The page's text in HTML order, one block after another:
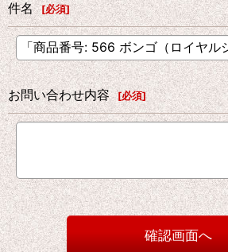
件名 [必須]
お問い合わせ内容 [必須]
確認画面へ